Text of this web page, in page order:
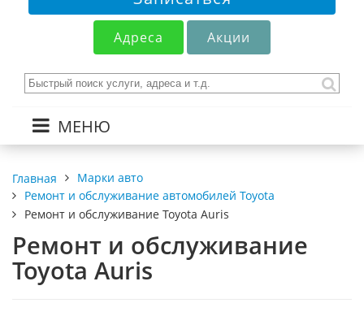
Адреса Акции
МЕНЮ
Главная
Марки авто
Ремонт и обслуживание автомобилей Toyota
Ремонт и обслуживание Toyota Auris
Ремонт и обслуживание
Toyota Auris